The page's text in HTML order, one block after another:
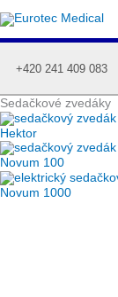
na
+420 241 409 083
Sedačkové zvedáky
Hektor
Novum 100
Novum 1000